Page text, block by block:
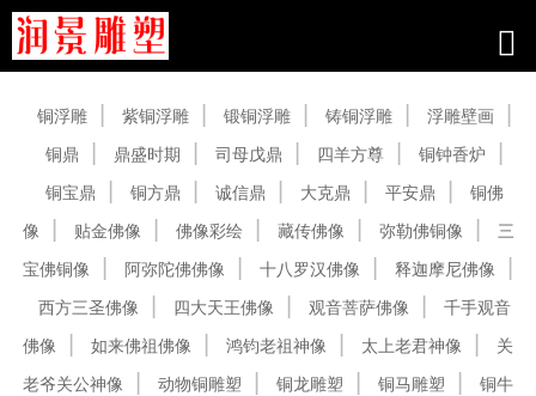
铜浮雕 紫铜浮雕 锻铜浮雕 铸铜浮雕
浮雕壁画
铜鼎
鼎盛时期 司母戊鼎 四羊方尊
铜钟香炉
铜宝鼎
铜方鼎 诚信鼎 大克鼎 平安鼎
铜佛
像
贴金佛像 佛像彩绘 藏传佛像 弥勒佛铜像
三
宝佛铜像
阿弥陀佛佛像 十八罗汉佛像
释迦摩尼佛像
西方三圣佛像
四大天王佛像 观音菩萨佛像
千手观音
佛像
如来佛祖佛像 鸿钧老祖神像 太上老君神像
关
老爷关公神像
动物铜雕塑 铜龙雕塑 铜马雕塑
铜牛